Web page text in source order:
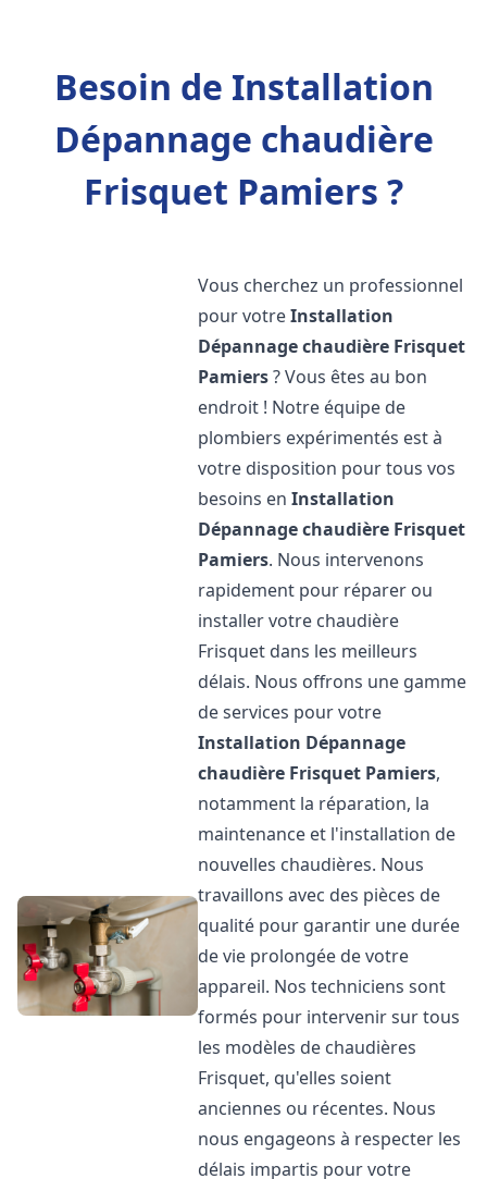
Besoin de Installation
Dépannage chaudière
Frisquet Pamiers ?
Vous cherchez un professionnel
pour votreInstallation
Dépannage chaudière Frisquet
Pamiers? Vous êtes au bon
endroit ! Notre équipe de
plombiers expérimentés est à
votre disposition pour tous vos
besoins enInstallation
Dépannage chaudière Frisquet
Pamiers. Nous intervenons
rapidement pour réparer ou
installer votre chaudière
Frisquet dans les meilleurs
délais. Nous offrons une gamme
de services pour votre
Installation Dépannage
chaudière Frisquet Pamiers,
notamment la réparation, la
maintenance et l'installation de
nouvelles chaudières. Nous
travaillons avec des pièces de
qualité pour garantir une durée
de vie prolongée de votre
appareil. Nos techniciens sont
formés pour intervenir sur tous
les modèles de chaudières
Frisquet, qu'elles soient
anciennes ou récentes. Nous
nous engageons à respecter les
délais impartis pour votre